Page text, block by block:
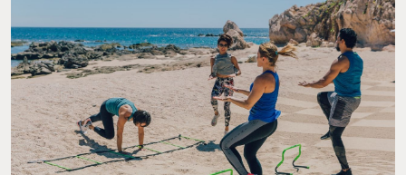
FOTO: CHILENO BAY RESORT RESIDENCES AUBERGE RESORTS COLLECTION